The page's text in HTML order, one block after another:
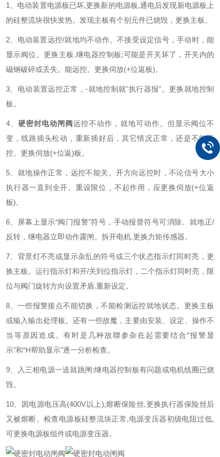
1、电动装置电源板已坏,更换新的电源板,通电后发现新电源板上
的硅整流块很快发热。发现主板有个别元件已烧毁，更换主板。
2、电动装置远控/就地均不动作。不接受设定信号，手动时，能
显示阀位。更换主板.继电器控制板;可能是开关坏了，开关内的
磁钢破碎或丢失。能远控。更换伺放(+位返板)。
3、电动装置远控正常，-就地控制就"执行器报"。更换就地控制
板。
4、 硬密封电动闸阀远控不动作，就地可动作。但显示阀位不
变，线路插头松动，重新插好后，其它情况正常，还是不能远
控。更换伺放(+位返)板。
5、就地操作正常，远控不能关。开方向远控时，不论信号大小
执行器一直到全开。重设限位，不起作用，应更换伺放(+位返
板)。
6、屏幕上显示“阀门报警"符号，手动报督符号可消除。就地正/
反转，继电器立即动作露闸。拆开电机.更换力矩传感器。
7、背景灯不亮或显示杂乱的符号或三个状态指示灯同时亮，更
换主板。运行指示灯和开/关到位指示灯，二个指示灯同时亮，限
位与阀门旋转方向设置矛盾.重新设定。
8、一些报警接点不能切换，不能检测远控就地状态。更换主板
或输入输出处理板。还有一些故魔，主要由安装、设定、操作不
当等原因造成。有时是几种故聯参杂在起需要结合“报警显
示"和“H帮助显示"逐一分析检查。
9、入三相电源一送就跳闸:继电器控制板有问题或电机线圈已烧
毁。
10、因电源电压高(400V以上),熔断保险丝,更换执行器保险丝后
又被熔断。检查电源板硅整流块正常,电源变压器初级电阻过低,
可更换电源板组件或电源变压器。